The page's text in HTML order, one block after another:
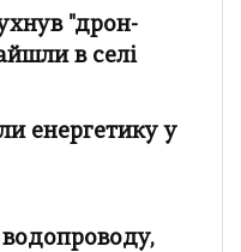
"дрон-
в селі
енергетику у